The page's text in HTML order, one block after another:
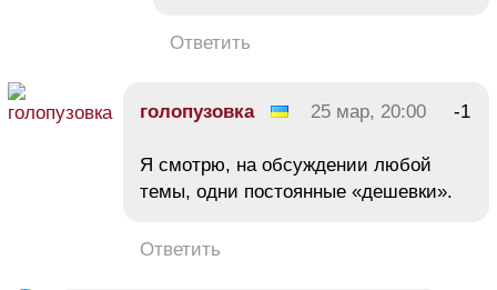
Ответить
голопузовка 25 мар, 20:00 -1
Я смотрю, на обсуждении любой
темы, одни постоянные «дешевки».
Ответить